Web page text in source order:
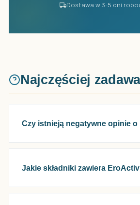
Dostawa w 3-5 dni
Najczęściej
Czy istnieją negatywne opinie
Jakie składniki zawiera